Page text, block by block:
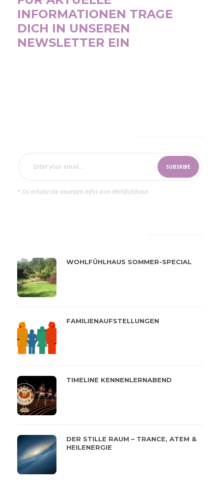
INFORMATIONEN TRAGE
DICH IN UNSEREN
NEWSLETTER EIN
* Du erhälst die neuesten Infos vom Wohlfühlhaus
WOHLFÜHLHAUS SOMMER-SPECIAL
FAMILIENAUFSTELLUNGEN
TIMELINE KENNENLERNABEND
DER STILLE RAUM – TRANCE, ATEM &
HEILENERGIE